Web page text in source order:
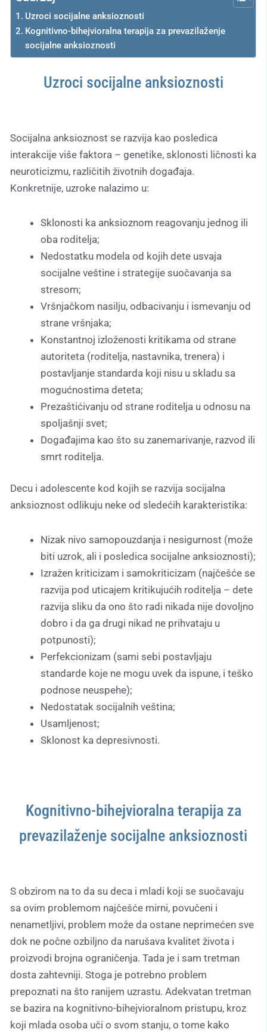
Uzroci socijalne anksioznosti
Kognitivno-bihejvioralna terapija za prevazilaženje
socijalne anksioznosti
Uzroci socijalne anksioznosti
Socijalna anksioznost se razvija kao posledica
interakcije više faktora – genetike, sklonosti ličnosti ka
neuroticizmu, različitih životnih događaja.
Konkretnije, uzroke nalazimo u:
Sklonosti ka anksioznom reagovanju jednog ili
oba roditelja;
Nedostatku modela od kojih dete usvaja
socijalne veštine i strategije suočavanja sa
stresom;
Vršnjačkom nasilju, odbacivanju i ismevanju od
strane vršnjaka;
Konstantnoj izloženosti kritikama od strane
autoriteta (roditelja, nastavnika, trenera) i
postavljanje standarda koji nisu u skladu sa
mogućnostima deteta;
Prezaštićivanju od strane roditelja u odnosu na
spoljašnji svet;
Događajima kao što su zanemarivanje, razvod ili
smrt roditelja.
Decu i adolescente kod kojih se razvija socijalna
anksioznost odlikuju neke od sledećih karakteristika:
Nizak nivo samopouzdanja i nesigurnost (može
biti uzrok, ali i posledica socijalne anksioznosti);
Izražen kriticizam i samokriticizam (najčešće se
razvija pod uticajem kritikujućih roditelja – dete
razvija sliku da ono što radi nikada nije dovoljno
dobro i da ga drugi nikad ne prihvataju u
potpunosti);
Perfekcionizam (sami sebi postavljaju
standarde koje ne mogu uvek da ispune, i teško
podnose neuspehe);
Nedostatak socijalnih veština;
Usamljenost;
Sklonost ka depresivnosti.
Kognitivno-bihejvioralna terapija za
prevazilaženje socijalne anksioznosti
S obzirom na to da su deca i mladi koji se suočavaju
sa ovim problemom najčešće mirni, povučeni i
nenametljivi, problem može da ostane neprimećen sve
dok ne počne ozbiljno da narušava kvalitet života i
proizvodi brojna ograničenja. Tada je i sam tretman
dosta zahtevniji. Stoga je potrebno problem
prepoznati na što ranijem uzrastu. Adekvatan tretman
se bazira na kognitivno-bihejvioralnom pristupu, kroz
koji mlada osoba uči o svom stanju, o tome kako